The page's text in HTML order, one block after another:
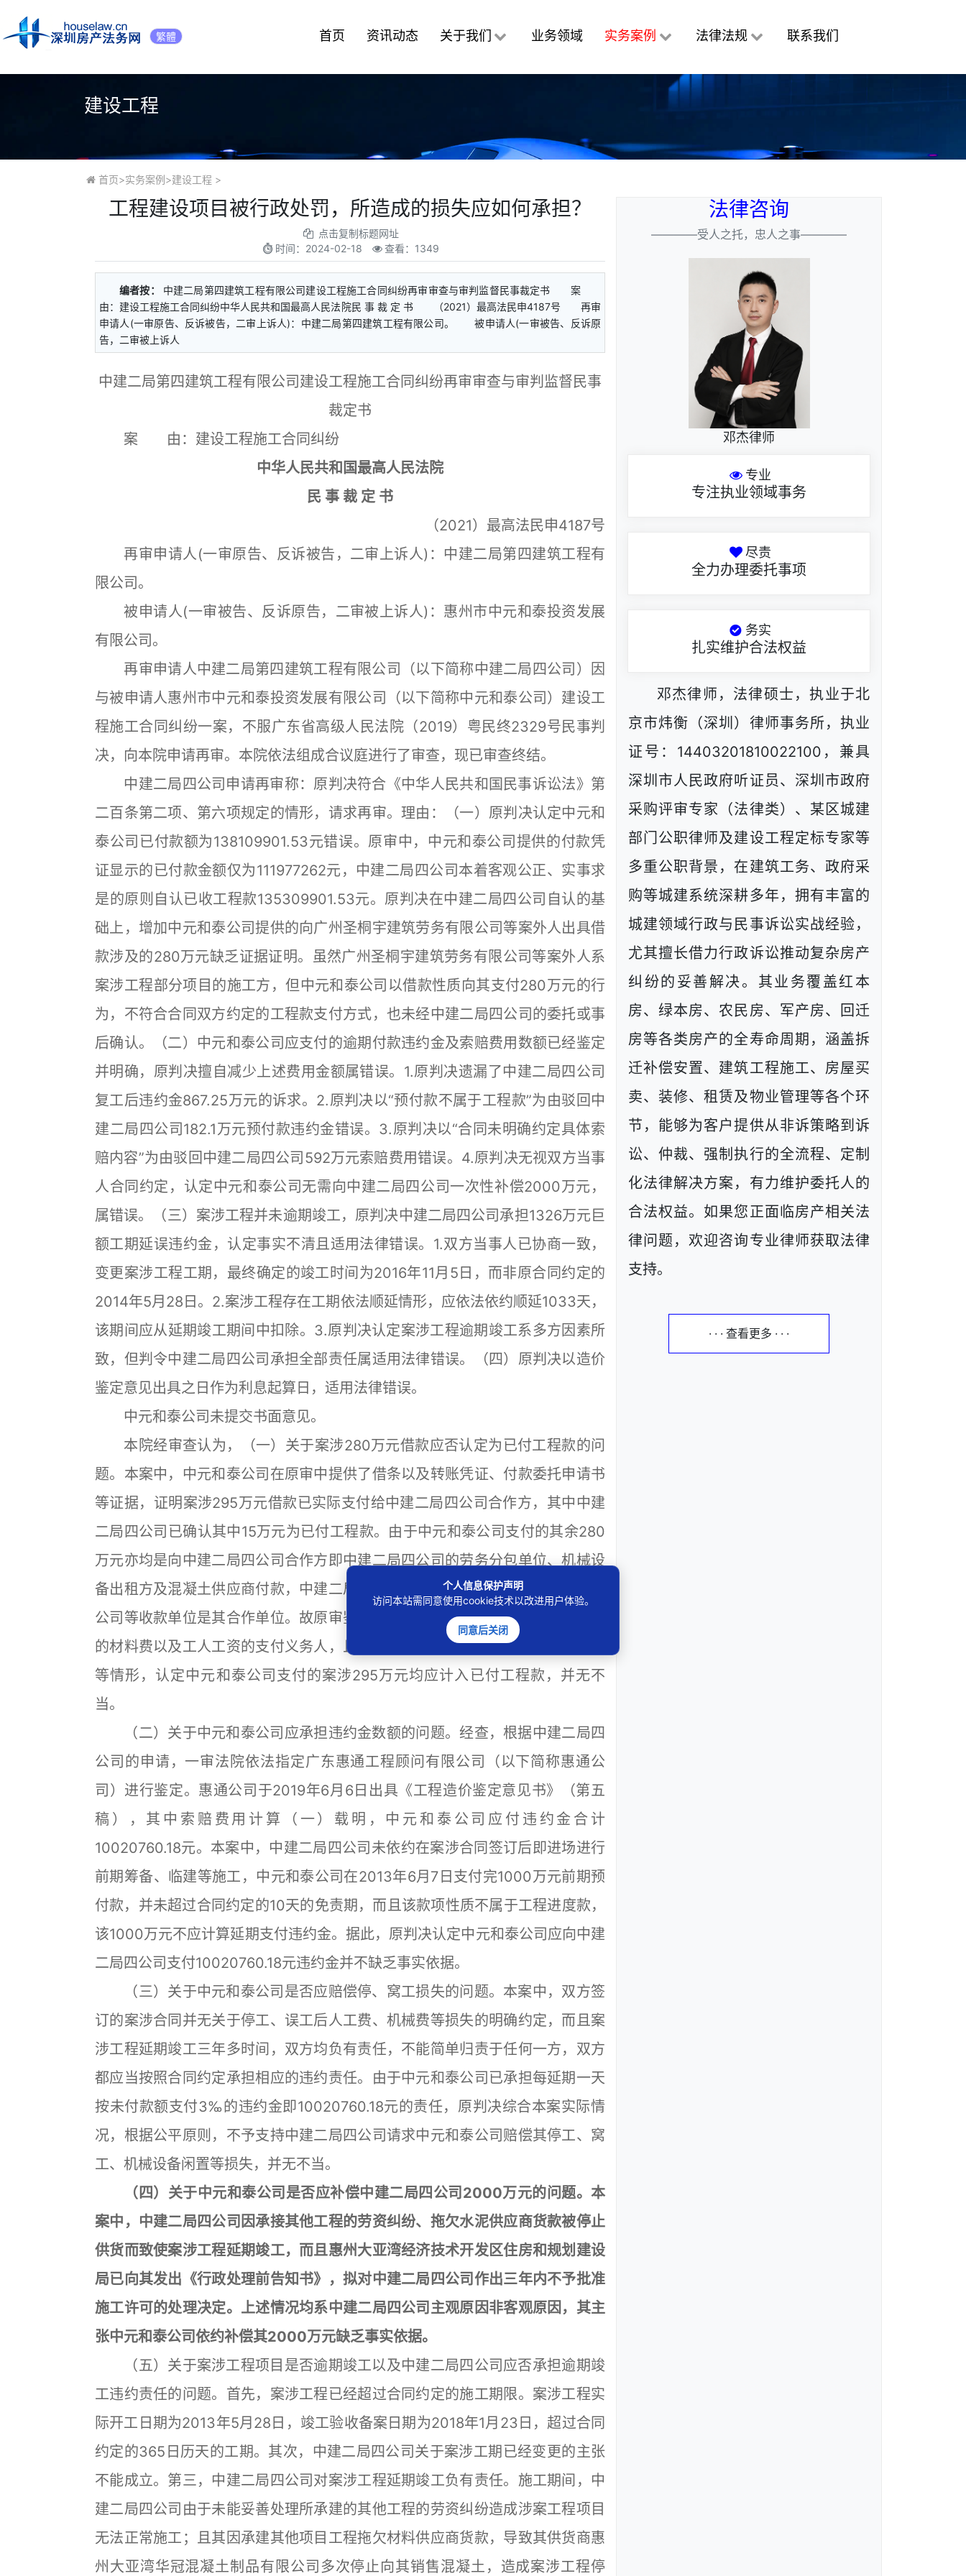
繁體 首页 资讯动态 关于我们 业务领域 实务案例 法律法规 联系我们
建设工程
首页>实务案例 >建设工程 >
工程建设项目被行政处罚，所造成的损失应如何承担？
点击复制标题网址
时间： 2024-02-18 查看：1349
编者按：
中建二局第四建筑工程有限公司建设工程施工合同纠纷再审审查与审判监督民事裁定书 案
由：建设工程施工合同纠纷中华人民共和国最高人民法院民 事 裁 定 书 （2021）最高法民申4187号 再审
申请人(一审原告、反诉被告，二审上诉人)：中建二局第四建筑工程有限公司。 被申请人(一审被告、反诉原
告，二审被上诉人
中建二局第四建筑工程有限公司建设工程施工合同纠纷再审审查与审判监督民事
裁定书
案 由：建设工程施工合同纠纷
中华人民共和国最高人民法院
民 事 裁 定 书
（2021）最高法民申4187号
再审申请人(一审原告、反诉被告，二审上诉人)：中建二局第四建筑工程有
限公司。
被申请人(一审被告、反诉原告，二审被上诉人)：惠州市中元和泰投资发展
有限公司。
再审申请人中建二局第四建筑工程有限公司（以下简称中建二局四公司）因
与被申请人惠州市中元和泰投资发展有限公司（以下简称中元和泰公司）建设工
程施工合同纠纷一案，不服广东省高级人民法院（2019）粤民终2329号民事判
决，向本院申请再审。本院依法组成合议庭进行了审查，现已审查终结。
中建二局四公司申请再审称：原判决符合《中华人民共和国民事诉讼法》第
二百条第二项、第六项规定的情形，请求再审。理由：（一）原判决认定中元和
泰公司已付款额为138109901.53元错误。原审中，中元和泰公司提供的付款凭
证显示的已付款金额仅为111977262元，中建二局四公司本着客观公正、实事求
是的原则自认已收工程款135309901.53元。原判决在中建二局四公司自认的基
础上，增加中元和泰公司提供的向广州圣桐宇建筑劳务有限公司等案外人出具借
款涉及的280万元缺乏证据证明。虽然广州圣桐宇建筑劳务有限公司等案外人系
案涉工程部分项目的施工方，但中元和泰公司以借款性质向其支付280万元的行
为，不符合合同双方约定的工程款支付方式，也未经中建二局四公司的委托或事
后确认。（二）中元和泰公司应支付的逾期付款违约金及索赔费用数额已经鉴定
并明确，原判决擅自减少上述费用金额属错误。1.原判决遗漏了中建二局四公司
复工后违约金867.25万元的诉求。2.原判决以“预付款不属于工程款”为由驳回中
建二局四公司182.1万元预付款违约金错误。3.原判决以“合同未明确约定具体索
赔内容”为由驳回中建二局四公司592万元索赔费用错误。4.原判决无视双方当事
人合同约定，认定中元和泰公司无需向中建二局四公司一次性补偿2000万元，
属错误。（三）案涉工程并未逾期竣工，原判决中建二局四公司承担1326万元巨
额工期延误违约金，认定事实不清且适用法律错误。1.双方当事人已协商一致，
变更案涉工程工期，最终确定的竣工时间为2016年11月5日，而非原合同约定的
2014年5月28日。2.案涉工程存在工期依法顺延情形，应依法依约顺延1033天，
该期间应从延期竣工期间中扣除。3.原判决认定案涉工程逾期竣工系多方因素所
致，但判令中建二局四公司承担全部责任属适用法律错误。（四）原判决以造价
鉴定意见出具之日作为利息起算日，适用法律错误。
中元和泰公司未提交书面意见。
本院经审查认为，（一）关于案涉280万元借款应否认定为已付工程款的问
题。本案中，中元和泰公司在原审中提供了借条以及转账凭证、付款委托申请书
等证据，证明案涉295万元借款已实际支付给中建二局四公司合作方，其中中建
二局四公司已确认其中15万元为已付工程款。由于中元和泰公司支付的其余280
万元亦均是向中建二局四公司合作方即中建二局四公司的劳务分包单位、机械设
备出租方及混凝土供应商付款，中建二局四公司也确认广州圣桐宇建筑劳务有限
公司等收款单位是其合作单位。故原审鉴于中建二局四公司是案涉工程合作单位
的材料费以及工人工资的支付义务人，且该段时间内存在欠付工人工资、材料费
等情形，认定中元和泰公司支付的案涉295万元均应计入已付工程款，并无不
当。
（二）关于中元和泰公司应承担违约金数额的问题。经查，根据中建二局四
公司的申请，一审法院依法指定广东惠通工程顾问有限公司（以下简称惠通公
司）进行鉴定。惠通公司于2019年6月6日出具《工程造价鉴定意见书》（第五
稿），其中索赔费用计算（一）载明，中元和泰公司应付违约金合计
10020760.18元。本案中，中建二局四公司未依约在案涉合同签订后即进场进行
前期筹备、临建等施工，中元和泰公司在2013年6月7日支付完1000万元前期预
付款，并未超过合同约定的10天的免责期，而且该款项性质不属于工程进度款，
该1000万元不应计算延期支付违约金。据此，原判决认定中元和泰公司应向中建
二局四公司支付10020760.18元违约金并不缺乏事实依据。
（三）关于中元和泰公司是否应赔偿停、窝工损失的问题。本案中，双方签
订的案涉合同并无关于停工、误工后人工费、机械费等损失的明确约定，而且案
涉工程延期竣工三年多时间，双方均负有责任，不能简单归责于任何一方，双方
都应当按照合同约定承担相应的违约责任。由于中元和泰公司已承担每延期一天
按未付款额支付3‰的违约金即10020760.18元的责任，原判决综合本案实际情
况，根据公平原则，不予支持中建二局四公司请求中元和泰公司赔偿其停工、窝
工、机械设备闲置等损失，并无不当。
（四）关于中元和泰公司是否应补偿中建二局四公司2000万元的问题。本
案中，中建二局四公司因承接其他工程的劳资纠纷、拖欠水泥供应商货款被停止
供货而致使案涉工程延期竣工，而且惠州大亚湾经济技术开发区住房和规划建设
局已向其发出《行政处理前告知书》，拟对中建二局四公司作出三年内不予批准
施工许可的处理决定。上述情况均系中建二局四公司主观原因非客观原因，其主
张中元和泰公司依约补偿其2000万元缺乏事实依据。
（五）关于案涉工程项目是否逾期竣工以及中建二局四公司应否承担逾期竣
工违约责任的问题。首先，案涉工程已经超过合同约定的施工期限。案涉工程实
际开工日期为2013年5月28日，竣工验收备案日期为2018年1月23日，超过合同
约定的365日历天的工期。其次，中建二局四公司关于案涉工期已经变更的主张
不能成立。第三，中建二局四公司对案涉工程延期竣工负有责任。施工期间，中
建二局四公司由于未能妥善处理所承建的其他工程的劳资纠纷造成涉案工程项目
无法正常施工；且其因承建其他项目工程拖欠材料供应商货款，导致其供货商惠
州大亚湾华冠混凝土制品有限公司多次停止向其销售混凝土，造成案涉工程停
法律咨询
————受人之托，忠人之事————
邓杰律师
专业
专注执业领域事务
尽责
全力办理委托事项
务实
扎实维护合法权益
邓杰律师，法律硕士，执业于北
京市炜衡（深圳）律师事务所，执业
证号：14403201810022100，兼具
深圳市人民政府听证员、深圳市政府
采购评审专家（法律类）、某区城建
部门公职律师及建设工程定标专家等
多重公职背景，在建筑工务、政府采
购等城建系统深耕多年，拥有丰富的
城建领域行政与民事诉讼实战经验，
尤其擅长借力行政诉讼推动复杂房产
纠纷的妥善解决。其业务覆盖红本
房、绿本房、农民房、军产房、回迁
房等各类房产的全寿命周期，涵盖拆
迁补偿安置、建筑工程施工、房屋买
卖、装修、租赁及物业管理等各个环
节，能够为客户提供从非诉策略到诉
讼、仲裁、强制执行的全流程、定制
化法律解决方案，有力维护委托人的
合法权益。如果您正面临房产相关法
律问题，欢迎咨询专业律师获取法律
支持。
· · · 查看更多 · · ·
个人信息保护声明
访问本站需同意使用cookie技术以改进用户体验。
同意后关闭